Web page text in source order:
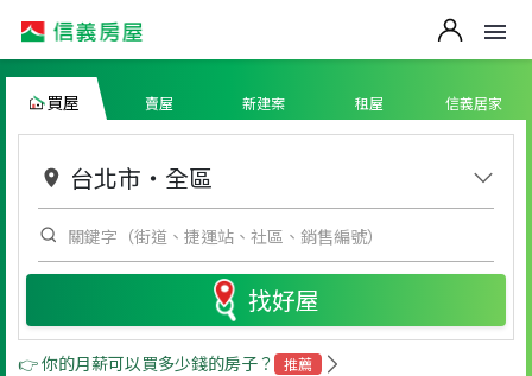
買屋 賣屋 新建案 租屋 信義居家
台北市 ・ 全區
找好屋
👉 你的月薪可以買多少錢的房子？ 推薦